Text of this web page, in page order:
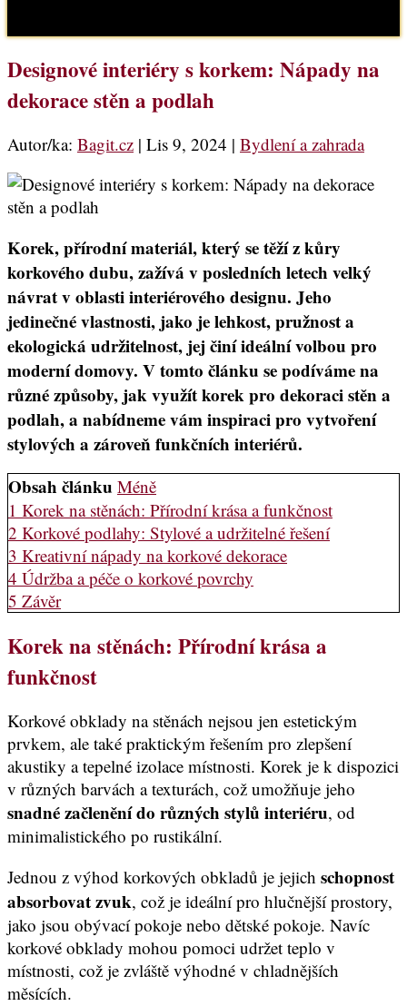
Designové interiéry s korkem: Nápady na
dekorace stěn a podlah
Autor/ka: Bagit.cz | Lis 9, 2024 | Bydlení a zahrada
Korek, přírodní materiál, který se těží z kůry
korkového dubu, zažívá v posledních letech velký
návrat v oblasti interiérového designu. Jeho
jedinečné vlastnosti, jako je lehkost, pružnost a
ekologická udržitelnost, jej činí ideální volbou pro
moderní domovy. V tomto článku se podíváme na
různé způsoby, jak využít korek pro dekoraci stěn a
podlah, a nabídneme vám inspiraci pro vytvoření
stylových a zároveň funkčních interiérů.
Obsah článku Méně
1 Korek na stěnách: Přírodní krása a funkčnost
2 Korkové podlahy: Stylové a udržitelné řešení
3 Kreativní nápady na korkové dekorace
4 Údržba a péče o korkové povrchy
5 Závěr
Korek na stěnách: Přírodní krása a
funkčnost
Korkové obklady na stěnách nejsou jen estetickým
prvkem, ale také praktickým řešením pro zlepšení
akustiky a tepelné izolace místnosti. Korek je k dispozici
v různých barvách a texturách, což umožňuje jeho
snadné začlenění do různých stylů interiéru, od
minimalistického po rustikální.
Jednou z výhod korkových obkladů je jejich schopnost
absorbovat zvuk, což je ideální pro hlučnější prostory,
jako jsou obývací pokoje nebo dětské pokoje. Navíc
korkové obklady mohou pomoci udržet teplo v
místnosti, což je zvláště výhodné v chladnějších
měsících.